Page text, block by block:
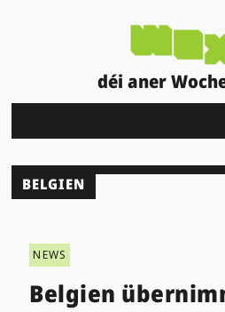
déi aner
BELGIEN
NEWS
Belgien